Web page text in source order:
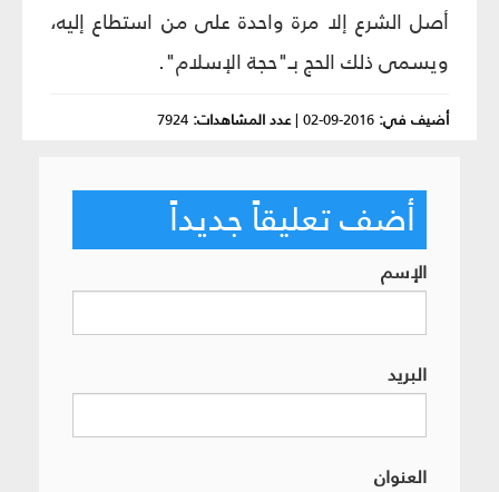
أصل الشرع إلا مرة واحدة على من استطاع إليه،
ويسمى ذلك الحج بـ"حجة الإسلام".
أضيف في: 2016-09-02
|عدد المشاهدات: 7924
أضف تعليقاً جديداً
الإسم
البريد
العنوان